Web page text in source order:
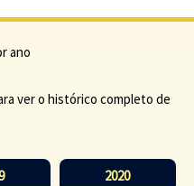
ano
ver o histórico completo de
2020